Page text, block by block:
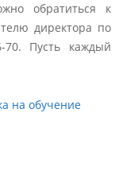
обратиться к
директора по
Пусть каждый
на обучение